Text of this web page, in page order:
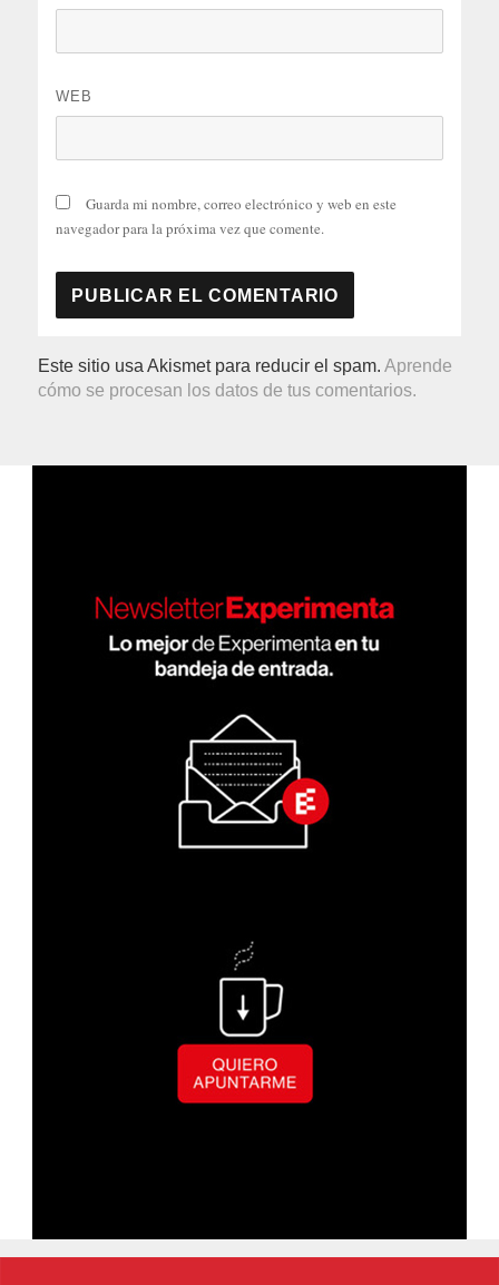
WEB
Guarda mi nombre, correo electrónico y web en este
navegador para la próxima vez que comente.
Este sitio usa Akismet para reducir el spam.Aprende
cómo se procesan los datos de tus comentarios.